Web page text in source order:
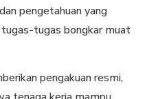
pengetahuan yang
tugas bongkar muat
pengakuan resmi,